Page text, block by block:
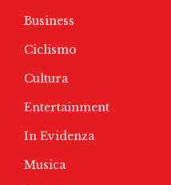
Business
Ciclismo
Cultura
Entertainment
In Evidenza
Musica